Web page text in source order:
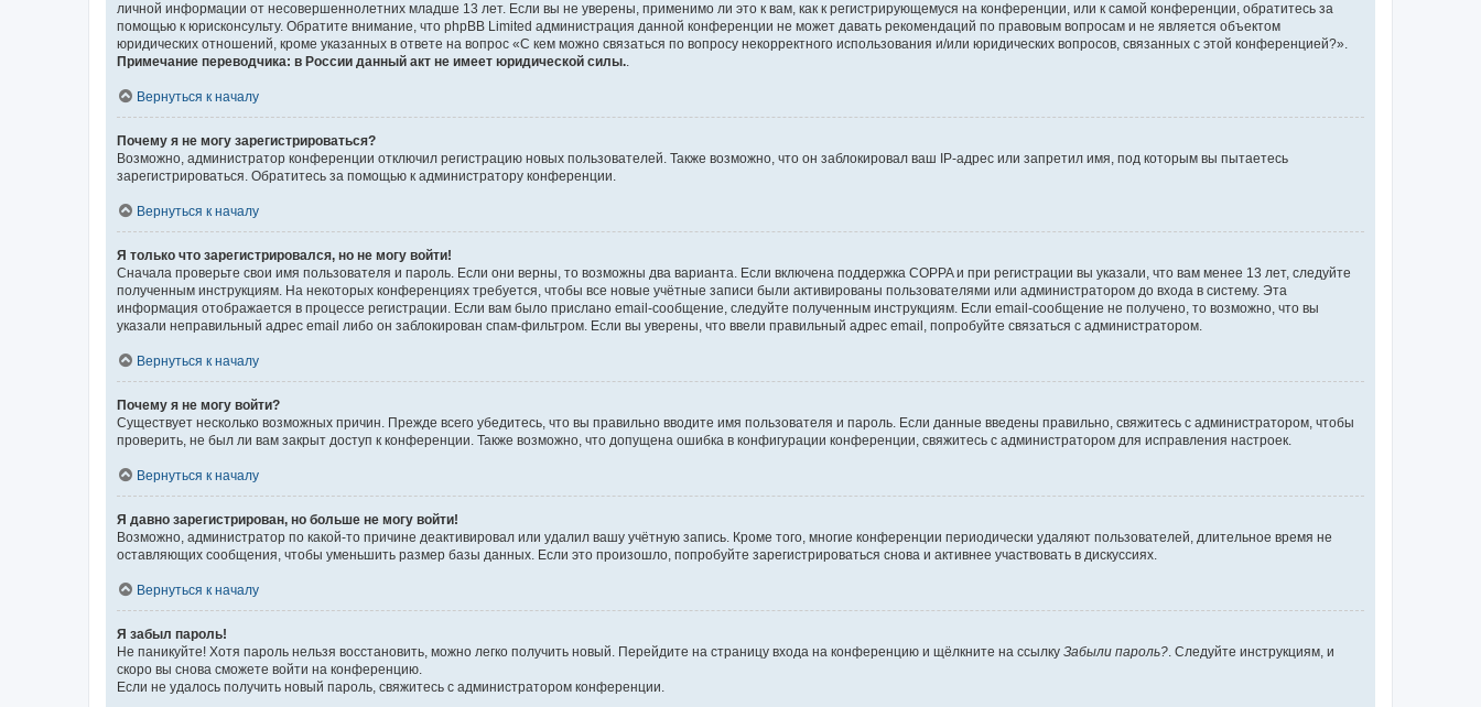
личной информации от несовершеннолетних младше 13 лет. Если вы не уверены, применимо ли это к вам, как к регистрирующемуся на конференции, или к самой конференции, обратитесь за
помощью к юрисконсульту. Обратите внимание, что phpBB Limited администрация данной конференции не может давать рекомендаций по правовым вопросам и не является объектом
юридических отношений, кроме указанных в ответе на вопрос «С кем можно связаться по вопросу некорректного использования и/или юридических вопросов, связанных с этой конференцией?».
Примечание переводчика: в России данный акт не имеет юридической силы..
Вернуться к началу
Почему я не могу зарегистрироваться?
Возможно, администратор конференции отключил регистрацию новых пользователей. Также возможно, что он заблокировал ваш IP-адрес или запретил имя, под которым вы пытаетесь
зарегистрироваться. Обратитесь за помощью к администратору конференции.
Вернуться к началу
Я только что зарегистрировался, но не могу войти!
Сначала проверьте свои имя пользователя и пароль. Если они верны, то возможны два варианта. Если включена поддержка COPPA и при регистрации вы указали, что вам менее 13 лет, следуйте
полученным инструкциям. На некоторых конференциях требуется, чтобы все новые учётные записи были активированы пользователями или администратором до входа в систему. Эта
информация отображается в процессе регистрации. Если вам было прислано email-сообщение, следуйте полученным инструкциям. Если email-сообщение не получено, то возможно, что вы
указали неправильный адрес email либо он заблокирован спам-фильтром. Если вы уверены, что ввели правильный адрес email, попробуйте связаться с администратором.
Вернуться к началу
Почему я не могу войти?
Существует несколько возможных причин. Прежде всего убедитесь, что вы правильно вводите имя пользователя и пароль. Если данные введены правильно, свяжитесь с администратором, чтобы
проверить, не был ли вам закрыт доступ к конференции. Также возможно, что допущена ошибка в конфигурации конференции, свяжитесь с администратором для исправления настроек.
Вернуться к началу
Я давно зарегистрирован, но больше не могу войти!
Возможно, администратор по какой-то причине деактивировал или удалил вашу учётную запись. Кроме того, многие конференции периодически удаляют пользователей, длительное время не
оставляющих сообщения, чтобы уменьшить размер базы данных. Если это произошло, попробуйте зарегистрироваться снова и активнее участвовать в дискуссиях.
Вернуться к началу
Я забыл пароль!
Не паникуйте! Хотя пароль нельзя восстановить, можно легко получить новый. Перейдите на страницу входа на конференцию и щёлкните на ссылку Забыли пароль?. Следуйте инструкциям, и
скоро вы снова сможете войти на конференцию.
Если не удалось получить новый пароль, свяжитесь с администратором конференции.